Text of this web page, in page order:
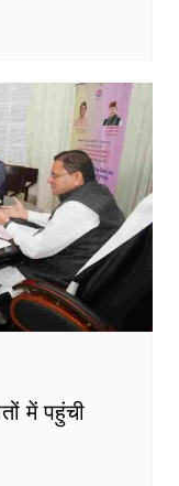
में पहुंची